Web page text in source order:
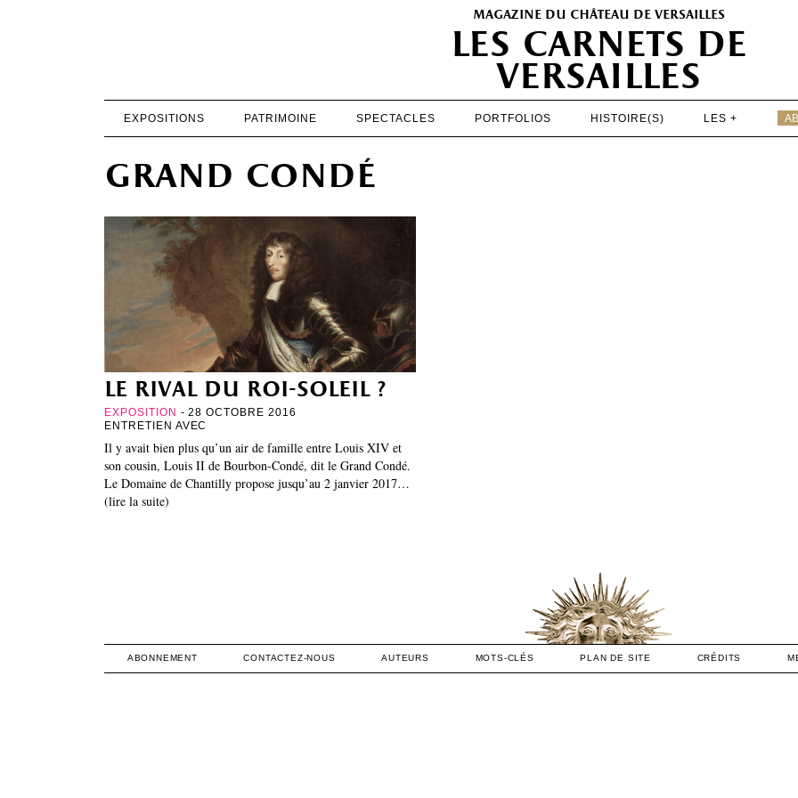
magazine du château de versailles
les carnets de
versailles
EXPOSITIONS PATRIMOINE SPECTACLES PORTFOLIOS HISTOIRE(S) LES +
grand condé
le rival du roi-soleil ?
EXPOSITION - 28 OCTOBRE 2016
ENTRETIEN AVEC
Il y avait bien plus qu’un air de famille entre Louis XIV et
son cousin, Louis II de Bourbon-Condé, dit le Grand Condé.
Le Domaine de Chantilly propose jusqu’au 2 janvier 2017…
(lire la suite)
ABONNEMENT CONTACTEZ-NOUS AUTEURS MOTS-CLÉS PLAN DE SITE CRÉDITS